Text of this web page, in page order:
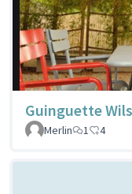
Guinguette
Merlin
1 4